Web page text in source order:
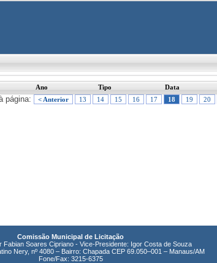
Ano Tipo Data
página: < Anterior 13 14 15 16 17 18 19 20
Comissão Municipal de Licitação
Fabian Soares Cipriano - Vice-Presidente: Igor Costa de Souza
Nery, nº 4080 – Bairro: Chapada CEP 69.050–001 – Manaus/AM
Fone/Fax: 3215-6375